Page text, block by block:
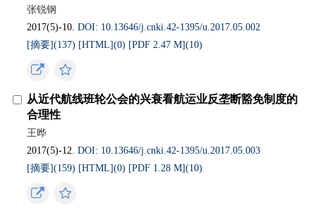
张锐钢
2017(5)-10.DOI: 10.13646/j.cnki.42-1395/u.2017.05.002
[摘要](137) [HTML](0) [PDF 2.47 M](10)
从近代航线班轮公会的兴衰看航运业反垄断豁免制度的
合理性
王晔
2017(5)-12.DOI: 10.13646/j.cnki.42-1395/u.2017.05.003
[摘要](159) [HTML](0) [PDF 1.28 M](10)